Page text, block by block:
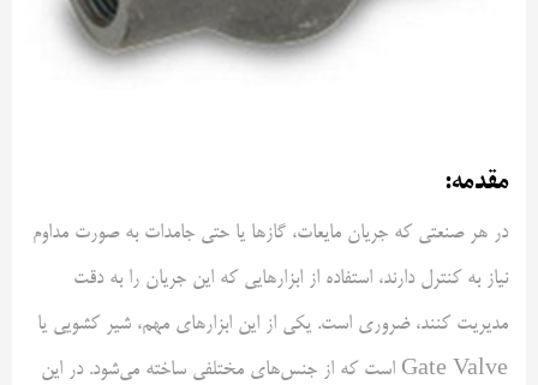
مقدمه:
در هر صنعتی که جریان مایعات، گازها یا حتی جامدات به صورت مداوم
نیاز به کنترل دارند، استفاده از ابزارهایی که این جریان را به دقت
مدیریت کنند، ضروری است. یکی از این ابزارهای مهم، شیر کشویی یا
Gate Valve است که از جنس‌های مختلفی ساخته می‌شود. در این